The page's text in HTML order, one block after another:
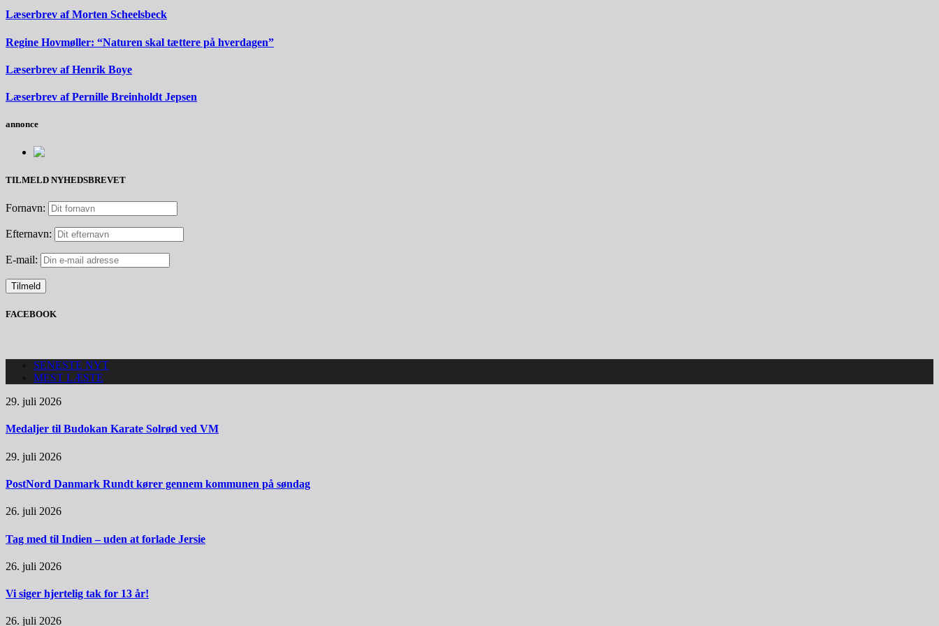
Læserbrev af Morten Scheelsbeck
Regine Hovmøller: “Naturen skal tættere på hverdagen”
Læserbrev af Henrik Boye
Læserbrev af Pernille Breinholdt Jepsen
annonce
TILMELD NYHEDSBREVET
Fornavn:
Efternavn:
E-mail:
FACEBOOK
SENESTE NYT
MEST LÆSTE
29. juli 2026
Medaljer til Budokan Karate Solrød ved VM
29. juli 2026
PostNord Danmark Rundt kører gennem kommunen på søndag
26. juli 2026
Tag med til Indien – uden at forlade Jersie
26. juli 2026
Vi siger hjertelig tak for 13 år!
26. juli 2026